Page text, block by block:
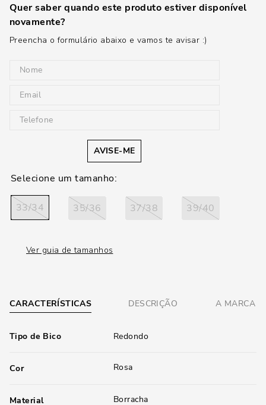
Quer saber quando este produto estiver disponível
novamente?
Preencha o formulário abaixo e vamos te avisar :)
AVISE-ME
33/34 35/36 37/38 39/40
Ver guia de tamanhos
CARACTERÍSTICAS DESCRIÇÃO A MARCA
Tipo de Bico Redondo
Cor Rosa
Material Borracha